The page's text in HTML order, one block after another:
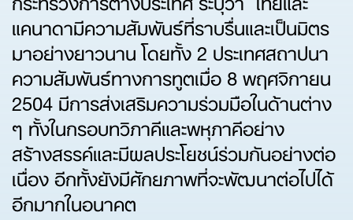
แคนาดามีความสัมพันธ์ที่ราบรื่นและเป็นมิตร
มาอย่างยาวนาน โดยทั้ง 2 ประเทศสถาปนา
ความสัมพันธ์ทางการทูตเมื่อ 8 พฤศจิกายน
2504 มีการส่งเสริมความร่วมมือในด้านต่าง
ๆ ทั้งในกรอบทวิภาคีและพหุภาคีอย่าง
สร้างสรรค์และมีผลประโยชน์ร่วมกันอย่างต่อ
เนื่อง อีกทั้งยังมีศักยภาพที่จะพัฒนาต่อไปได้
อีกมากในอนาคต